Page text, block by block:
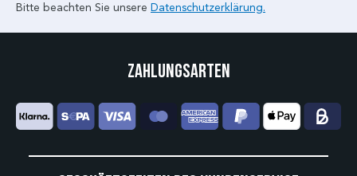
Bitte beachten Sie unsere Datenschutzerklärung.
Zahlungsarten